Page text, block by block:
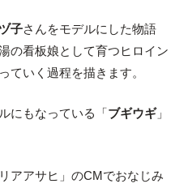
子さんをモデルにした物語
の看板娘として育つヒロイン
ていく過程を描きます。
にもなっている「ブギウギ」
アアサヒ」のCMでおなじみ